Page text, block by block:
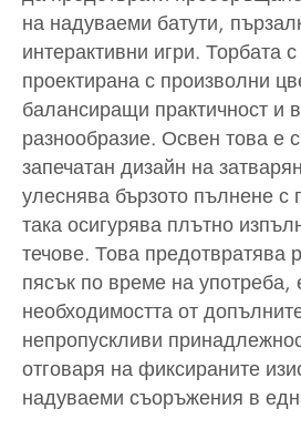
на надуваеми батути,
интерактивни игри. Торбата
проектирана с произволни
балансиращи практичност и
разнообразие. Освен това е
запечатан дизайн на
улеснява бързото пълнене
така осигурява плътно
течове. Това предотвратява
пясък по време на употреба,
необходимостта от
непропускливи
отговаря на фиксираните
надуваеми съоръжения в